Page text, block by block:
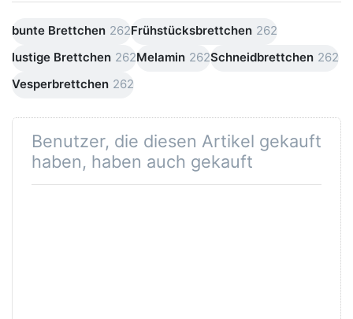
bunte Brettchen 262Frühstücksbrettchen 262
lustige Brettchen 262Melamin 262Schneidbrettchen 262
Vesperbrettchen 262
Benutzer, die diesen Artikel gekauft
haben, haben auch gekauft